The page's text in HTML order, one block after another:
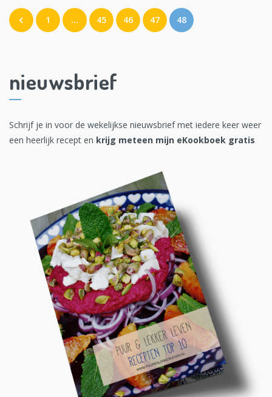
1 … 45 46 47 48
nieuwsbrief
Schrijf je in voor de wekelijkse nieuwsbrief met iedere keer weer
een heerlijk recept en krijg meteen mijn eKookboek gratis